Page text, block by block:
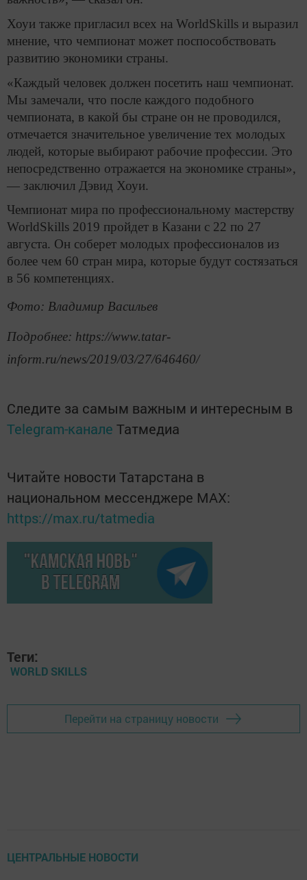
Хоуи также пригласил всех на WorldSkills и выразил
мнение, что чемпионат может поспособствовать
развитию экономики страны.
«Каждый человек должен посетить наш чемпионат.
Мы замечали, что после каждого подобного
чемпионата, в какой бы стране он не проводился,
отмечается значительное увеличение тех молодых
людей, которые выбирают рабочие профессии. Это
непосредственно отражается на экономике страны»,
— заключил Дэвид Хоуи.
Чемпионат мира по профессиональному мастерству
WorldSkills 2019 пройдет в Казани с 22 по 27
августа. Он соберет молодых профессионалов из
более чем 60 стран мира, которые будут состязаться
в 56 компетенциях.
Фото: Владимир Васильев
Подробнее: https://www.tatar-
inform.ru/news/2019/03/27/646460/
Следите за самым важным и интересным в
Telegram-канале Татмедиа
Читайте новости Татарстана в
национальном мессенджере MАХ:
https://max.ru/tatmedia
Теги:
WORLD SKILLS
Перейти на страницу новости
ЦЕНТРАЛЬНЫЕ НОВОСТИ